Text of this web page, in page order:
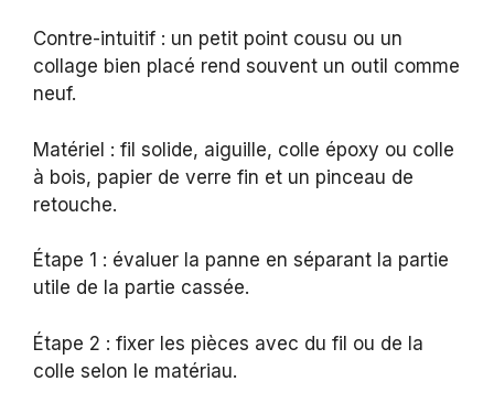
Contre-intuitif : un petit point cousu ou un
collage bien placé rend souvent un outil comme
neuf.
Matériel : fil solide, aiguille, colle époxy ou colle
à bois, papier de verre fin et un pinceau de
retouche.
Étape 1 : évaluer la panne en séparant la partie
utile de la partie cassée.
Étape 2 : fixer les pièces avec du fil ou de la
colle selon le matériau.